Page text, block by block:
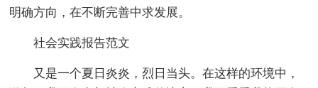
明确方向，在不断完善中求发展。
社会实践报告范文
又是一个夏日炎炎，烈日当头。在这样的环境中，